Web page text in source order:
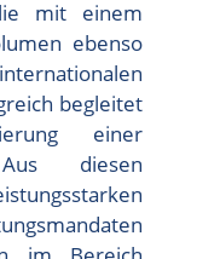
mit einem
ebenso
begleitet
einer
diesen